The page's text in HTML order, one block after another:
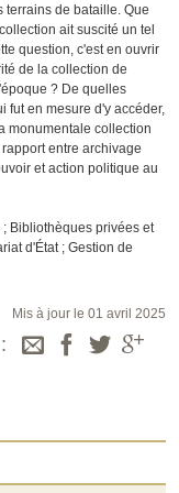
terrains de bataille. Que
ait suscité un tel
question, c'est en ouvrir
de la collection de
? De quelles
fut en mesure d'y accéder,
monumentale collection
entre archivage
et action politique au
Bibliothèques privées et
d'État ; Gestion de
Mis à jour le 01 avril 2025